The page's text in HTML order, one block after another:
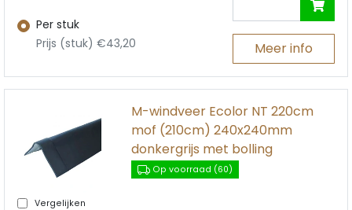
Per stuk
Prijs (stuk) €43,20
Meer info
Vergelijken
M-windveer Ecolor NT 220cm
mof (210cm) 240x240mm
donkergrijs met bolling
Op voorraad (60)